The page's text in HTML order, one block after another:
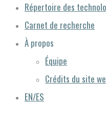
Répertoire des
Carnet de recherche
À propos
Équipe
Crédits du site
EN/ES